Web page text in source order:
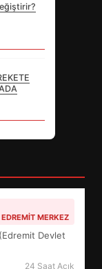
EDREMIT MERKEZ
Devlet
24 Saat Açık
NE
SÜRE